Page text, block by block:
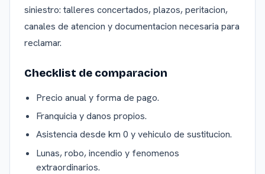
siniestro: talleres concertados, plazos, peritacion,
canales de atencion y documentacion necesaria para
reclamar.
Checklist de comparacion
Precio anual y forma de pago.
Franquicia y danos propios.
Asistencia desde km 0 y vehiculo de sustitucion.
Lunas, robo, incendio y fenomenos
extraordinarios.